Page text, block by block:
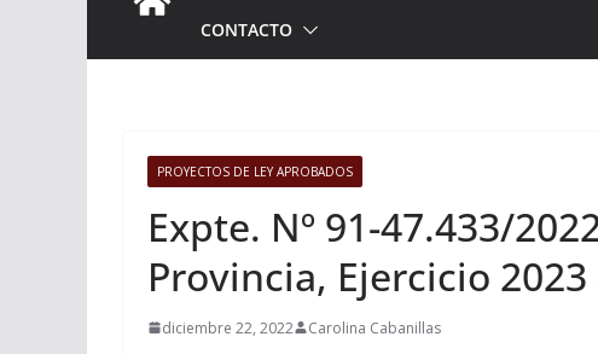
CONTACTO
PROYECTOS DE LEY APROBADOS
Expte. Nº 91-47.433/
Provincia, Ejercicio 2023
diciembre 22, 2022 Carolina Cabanillas